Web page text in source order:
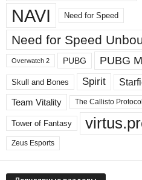
NAVI Need for Speed
Need for Speed
Overwatch 2 PUBG PUBG
Skull and Bones Spirit
Team Vitality The Callisto Protocol
Tower of Fantasy
Zeus Esports